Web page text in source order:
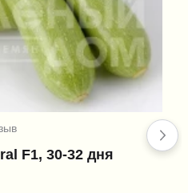
F1, 30-32 дня